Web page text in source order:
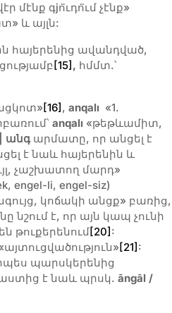
մէնք գjո̈ւդո̈ւմ չէնք»
և այլն:
հայերենից ավանդված,
[15] , հմմտ.՝
[16] , anqalı «1.
anqalı «թեթևամիտ,
անգարմատը, որ անցել է
է նաև հայերենին և
չաշխատող մարդ»
engel-li, engel-siz)
կոճակի անցք» բառից,
նշում է, որ այն կապ չունի
թուքերենում[20] :
[21] :
պարսկերենից
է նաև պրսկ. āngāl /